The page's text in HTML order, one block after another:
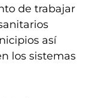
de trabajar
así
los sistemas